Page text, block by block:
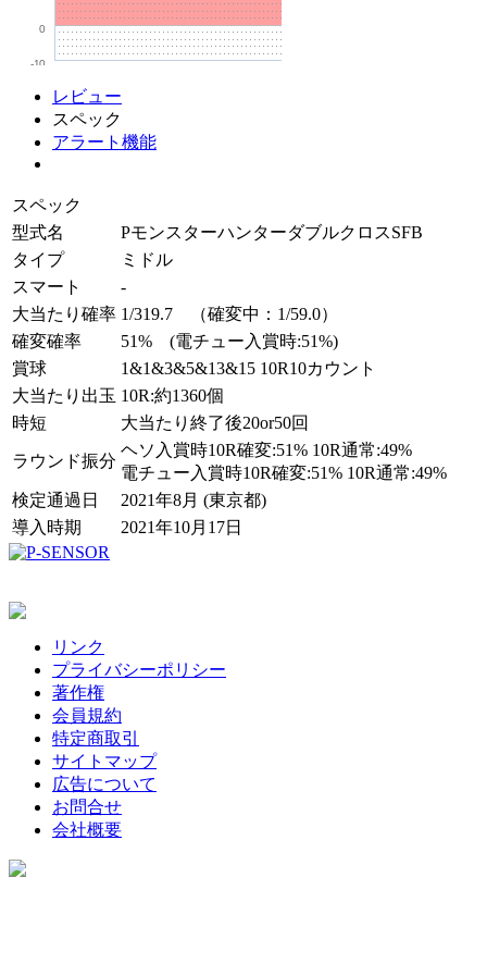
-10
0
レビュー
スペック
アラート機能
スペック
型式名
PモンスターハンターダブルクロスSFB
タイプ
ミドル
スマート
-
大当たり確率 1/319.7 （確変中：1/59.0）
確変確率
51% (電チュー入賞時:51%)
賞球
1&1&3&5&13&15 10R10カウント
大当たり出玉 10R:約1360個
時短
大当たり終了後20or50回
ラウンド振分
ヘソ入賞時10R確変:51% 10R通常:49%
電チュー入賞時10R確変:51% 10R通常:49%
検定通過日
2021年8月 (東京都)
導入時期
2021年10月17日
リンク
プライバシーポリシー
著作権
会員規約
特定商取引
サイトマップ
広告について
お問合せ
会社概要